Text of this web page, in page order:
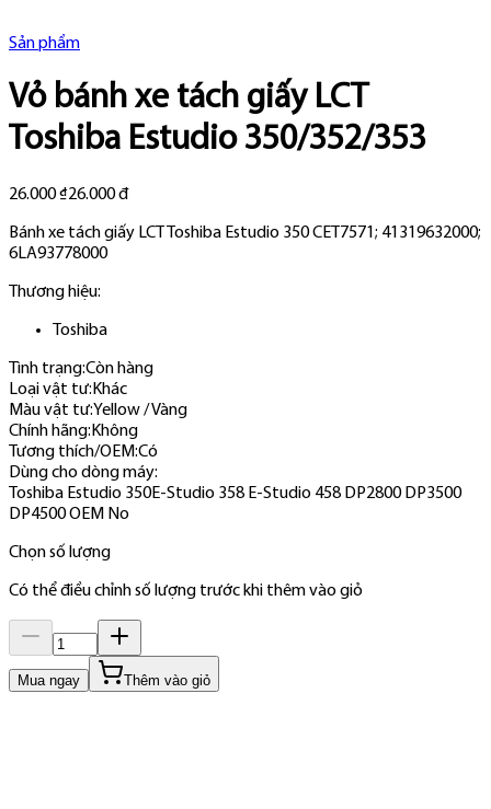
Sản phẩm
Vỏ bánh xe tách giấy LCT
Toshiba Estudio 350/352/353
26.000 ₫26.000 đ
Bánh xe tách giấy LCT Toshiba Estudio 350 CET7571; 41319632000;
6LA93778000
Thương hiệu:
Toshiba
Tình trạng:Còn hàng
Loại vật tư: Khác
Màu vật tư:Yellow / Vàng
Chính hãng: Không
Tương thích/OEM:Có
Dùng cho dòng máy:
Toshiba Estudio 350E-Studio 358 E-Studio 458 DP2800 DP3500
DP4500 OEM No
Chọn số lượng
Có thể điều chỉnh số lượng trước khi thêm vào giỏ
Mua ngay Thêm vào giỏ